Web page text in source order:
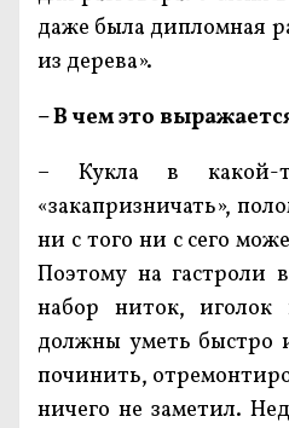
даже была дипломная
из дерева».
– В чем это
– Кукла в какой-
«закапризничать»,
ни с того ни с сего
Поэтому на гастроли
набор ниток,
должны уметь быстро
починить,
ничего не заметил.